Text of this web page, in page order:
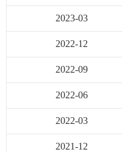
2023-03
2022-12
2022-09
2022-06
2022-03
2021-12